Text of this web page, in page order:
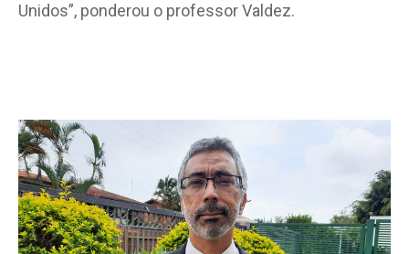
Unidos”, ponderou o professor Valdez.